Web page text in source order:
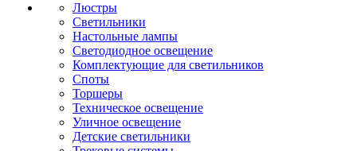
Люстры
Светильники
Настольные лампы
Светодиодное освещение
Комплектующие для светильников
Споты
Торшеры
Техническое освещение
Уличное освещение
Детские светильники